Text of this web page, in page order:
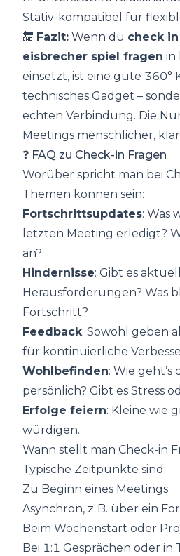
Stativ-kompatibel für
🔚 Fazit: Wenn du check
eisbrecher spiel fragen in
einsetzt, ist eine gute 360°
technisches Gadget –
echten Verbindung. Die
Meetings menschlicher,
❓ FAQ zu Check-in Fragen
Worüber spricht man bei
Themen können sein:
Fortschrittsupdates: Was
letzten Meeting erledigt?
an?
Hindernisse: Gibt es
Herausforderungen? Was
Fortschritt?
Feedback: Sowohl geben
für kontinuierliche
Wohlbefinden: Wie geht’s
persönlich? Gibt es Stress
Erfolge feiern: Kleine wie
würdigen.
Wann stellt man Check-in
Typische Zeitpunkte sind:
Zu Beginn eines Meetings
Asynchron, z. B. über ein
Beim Wochenstart oder
Bei 1:1 Gesprächen oder in